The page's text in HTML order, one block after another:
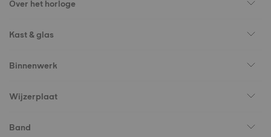
Over het horloge
Kast & glas
Binnenwerk
Wijzerplaat
Band